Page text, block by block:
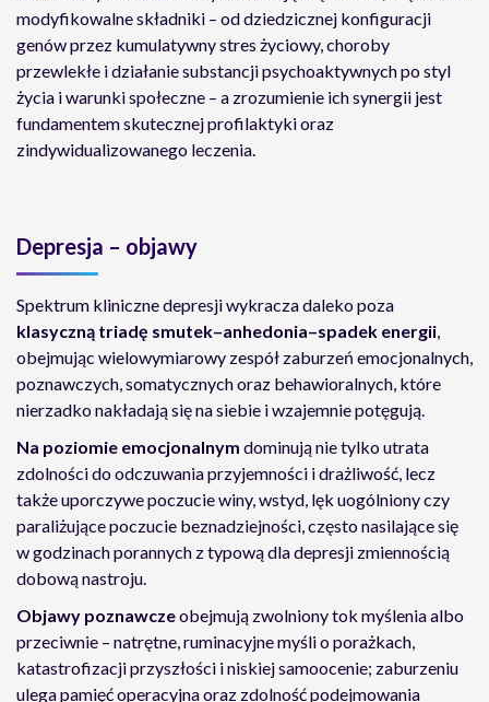
modyfikowalne składniki – od dziedzicznej konfiguracji
genów przez kumulatywny stres życiowy, choroby
przewlekłe i działanie substancji psychoaktywnych po styl
życia i warunki społeczne – a zrozumienie ich synergii jest
fundamentem skutecznej profilaktyki oraz
zindywidualizowanego leczenia.
Depresja – objawy
Spektrum kliniczne depresji wykracza daleko poza
klasyczną triadę smutek–anhedonia–spadek energii,
obejmując wielowymiarowy zespół zaburzeń emocjonalnych,
poznawczych, somatycznych oraz behawioralnych, które
nierzadko nakładają się na siebie i wzajemnie potęgują.
Na poziomie emocjonalnym dominują nie tylko utrata
zdolności do odczuwania przyjemności i drażliwość, lecz
także uporczywe poczucie winy, wstyd, lęk uogólniony czy
paraliżujące poczucie beznadziejności, często nasilające się
w godzinach porannych z typową dla depresji zmiennością
dobową nastroju.
Objawy poznawczeobejmują zwolniony tok myślenia albo
przeciwnie – natrętne, ruminacyjne myśli o porażkach,
katastrofizacji przyszłości i niskiej samoocenie; zaburzeniu
ulega pamięć operacyjna oraz zdolność podejmowania